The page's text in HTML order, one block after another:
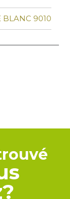
BLANC 9010